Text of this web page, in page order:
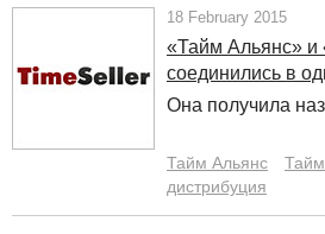
18 February 2015
«Тайм Альянс» и
соединились в
Она получила
Тайм Альянс
дистрибуция